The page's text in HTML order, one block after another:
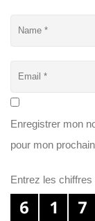
Enregistrer mon
pour mon
Entrez les